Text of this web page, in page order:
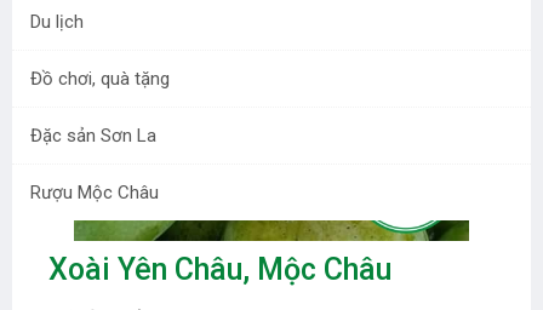
Du lịch
Đồ chơi, quà tặng
Đặc sản Sơn La
Rượu Mộc Châu
Xoài Yên Châu, Mộc Châu